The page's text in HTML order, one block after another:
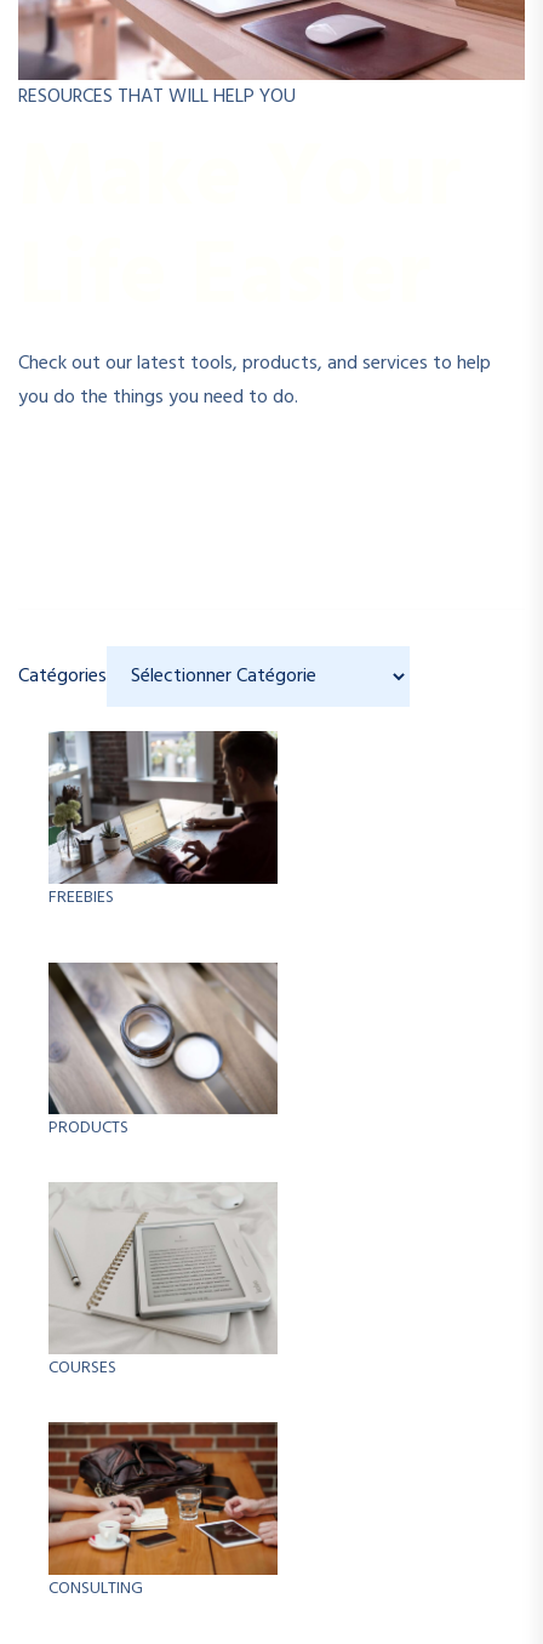
RESOURCES THAT WILL HELP YOU
Check out our latest tools, products, and services to help
you do the things you need to do.
Catégories
FREEBIES
PRODUCTS
COURSES
CONSULTING